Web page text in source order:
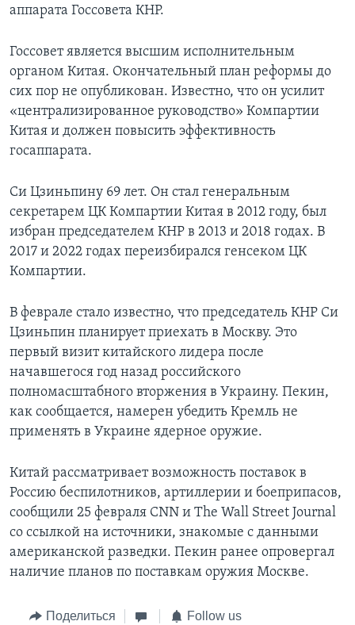
аппарата Госсовета КНР.
Госсовет является высшим исполнительным
органом Китая. Окончательный план реформы до
сих пор не опубликован. Известно, что он усилит
«централизированное руководство» Компартии
Китая и должен повысить эффективность
госаппарата.
Си Цзиньпину 69 лет. Он стал генеральным
секретарем ЦК Компартии Китая в 2012 году, был
избран председателем КНР в 2013 и 2018 годах. В
2017 и 2022 годах переизбирался генсеком ЦК
Компартии.
В феврале стало известно, что председатель КНР Си
Цзиньпин планирует приехать в Москву. Это
первый визит китайского лидера после
начавшегося год назад российского
полномасштабного вторжения в Украину. Пекин,
как сообщается, намерен убедить Кремль не
применять в Украине ядерное оружие.
Китай рассматривает возможность поставок в
Россию беспилотников, артиллерии и боеприпасов,
сообщили 25 февраля CNN и The Wall Street Journal
со ссылкой на источники, знакомые с данными
американской разведки. Пекин ранее опровергал
наличие планов по поставкам оружия Москве.
Поделиться Follow us